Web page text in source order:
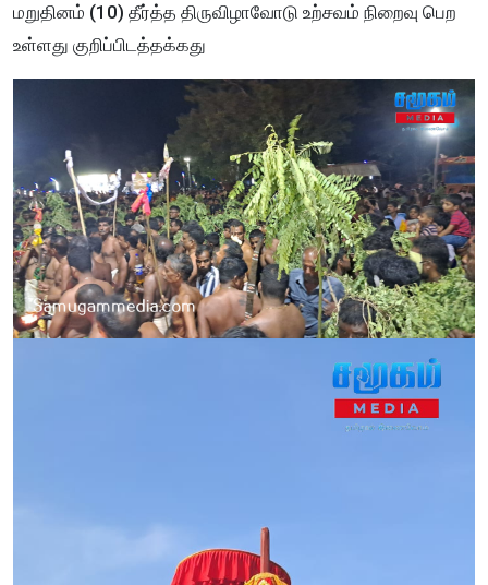
மறுதினம் (10) தீர்த்த திருவிழாவோடு உற்சவம் நிறைவு பெற
உள்ளது குறிப்பிடத்தக்கது